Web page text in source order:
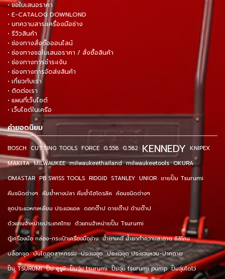
• ขอใบเสนอราคา
• E-CATALOG DOWNLOND
• บทความสาระเครื่องมือช่าง
• รีวิวสินค้า
• ช่องทางสั่งซื้อออนไลน์
• ช่องทางขอใบเสนอราคา / สั่งซื้อสินค้า
• ช่องทางการชำระเงิน
• ช่องทางการจัดส่งสินค้า
• เกี่ยวกับเรา
• ติดต่อเรา
• แผนที่เว็บไซต์
• เว็บไซต์ในเครือ
คำยอดนิยม
BOSCH CUTTING TOOLS FORCE G.558 G.582 KENNEDY KNIPEX
MAKITA MILWAUKEE milwaukeethailand milwaukeetools OKURA
OMASTAR PB SWISS TOOLS RIDGID STANLEY UNIOR ขายปั๊ม Tsurumi
คีมชนิดต่างๆ คีมย้ำหางปลา คีมย้ำไฮโดรลิค ค้อนชนิดต่างๆ
ชุดประแจหกเหลี่ยม ประแจแอล ดอกต๊าป ดายต๊าป ด้ามต๊าป
ตัวแทนจำหน่ายประเทศไทย ตัวแทนจำหน่ายปั๊ม Tsurumi
ตู้เครื่องมือ กล่อง-กระเป๋าเครื่องมือช่าง น้ำยาเคมี น้ำยาทำความสะอาด ซิลิโคน
บล็อกชุด บันไดอุตสาหกรรม ประแจชุด ประแจชุด ประแจแหวน-ปากตาย
ปั๊ม TSURUMI ปั๊ม ซูรูมิ ปั๊มจุ่ม tsurumi ปั๊มจุ่ม tsurumi pump ปั๊มจุ่มไดโว่